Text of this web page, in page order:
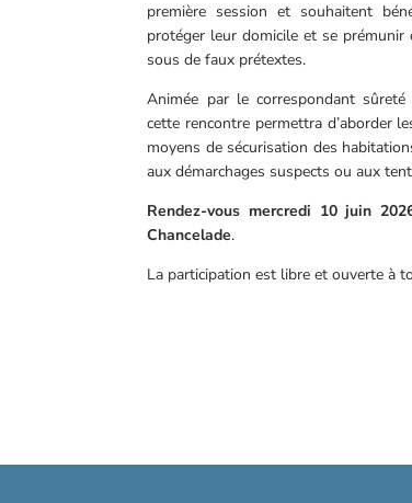
première session et souhaitent
protéger leur domicile et se
sous de faux prétextes.
Animée par le correspondant
cette rencontre permettra d’aborder
moyens de sécurisation des
aux démarchages suspects ou aux
Rendez-vous mercredi 10 juin
Chancelade.
La participation est libre et ouverte à